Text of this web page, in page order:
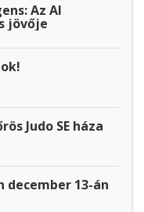
Az AI
jövője
Judo SE háza
december 13-án